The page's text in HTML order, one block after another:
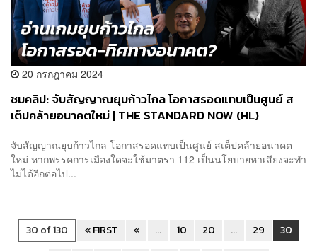
20 กรกฎาคม 2024
ชมคลิป: จับสัญญาณยุบก้าวไกล โอกาสรอดแทบเป็นศูนย์ ส
เต็ปคล้ายอนาคตใหม่ | THE STANDARD NOW (HL)
จับสัญญาณยุบก้าวไกล โอกาสรอดแทบเป็นศูนย์ สเต็ปคล้ายอนาคต
ใหม่ หากพรรคการเมืองใดจะใช้มาตรา 112 เป็นนโยบายหาเสียงจะทำ
ไม่ได้อีกต่อไป...
30 of 130 « FIRST « ... 10 20 ... 29
30